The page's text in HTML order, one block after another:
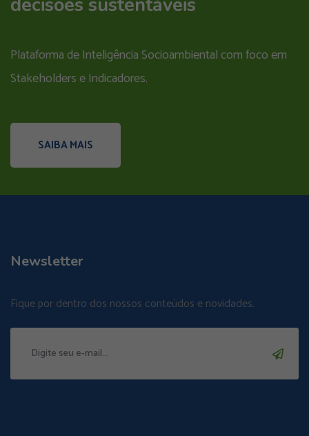
decisões sustentáveis
Plataforma de Inteligência Socioambiental com foco em
Stakeholders e Indicadores.
SAIBA MAIS
Newsletter
Fique por dentro dos nossos conteúdos e novidades.